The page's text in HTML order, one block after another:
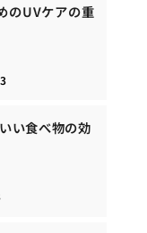
のUVケアの重
い食べ物の効